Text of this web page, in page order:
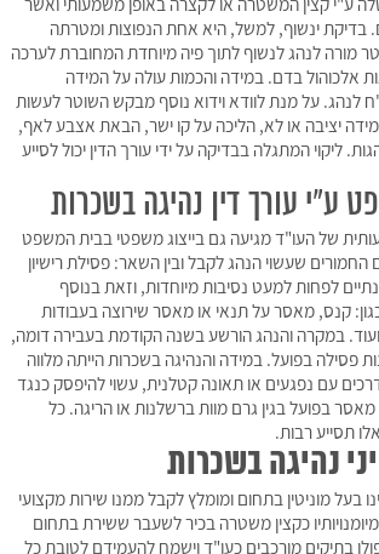
כ 30 ימים. בדיקת ינשוף, למשל, היא אחת הנפוצות ומטרתה
מורה לנהג לנשוף לתוך פיה מיוחדת המחוברת לערכה
אלכוהול בדם. במידה והכמות עולה על המידה
לנהג. על מנת לוודא וידוא נוסף מבקש השוטר לעשות
יציבה או לא, הליכה על קו ישר, הבאת אצבע לאף,
ליקוי המתגלה בבדיקה על ידי עורך הדין יכול לסייע
ע"י עורך דין נהיגה בשכרות
של העו"ד מגיעה גם בייצוג משפטי בבית המשפט
שעשוי הנהג לקבל ובין השאר: פסילת רישיון
לפחות למעט נסיבות מיוחדות, וזאת בנוסף
קנס, מאסר על תנאי או מאסר שירוצה בעבודות
במקרה והנהג הורשע בשנה הקודמת בעבירה דומה,
לא יפחת מ 4 שנות פסילה בפועל. במידה והנהיגה בשכרות הייתה מלווה
עם נפגעים או תאונה קטלנית, עשוי להיפסק כנגד
בפועל בגין גרם מוות ברשלנות או הריגה. כל
תסייע רבות.
נהיגה בשכרות
בעל מוניטין בתחום ומומלץ לקבל ממנו שירות מקצועי
כקצין משטרה בכיר לשעבר ששירת בתחום
בתיקים מורכבים כעו"ד וישמח להעמידם לטובת כל